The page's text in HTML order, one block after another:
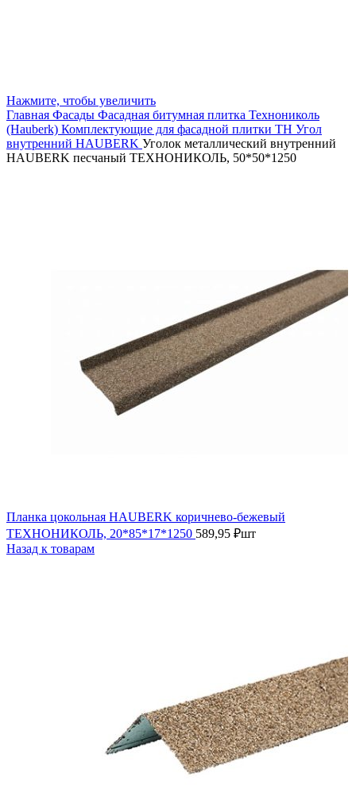
Нажмите, чтобы увеличить
Главная Фасады Фасадная битумная плитка Технониколь
(Hauberk) Комплектующие для фасадной плитки ТН Угол
внутренний HAUBERK Уголок металлический внутренний
HAUBERK песчаный ТЕХНОНИКОЛЬ, 50*50*1250
Планка цокольная HAUBERK коричнево-бежевый
ТЕХНОНИКОЛЬ, 20*85*17*1250 589,95 ₽шт
Назад к товарам